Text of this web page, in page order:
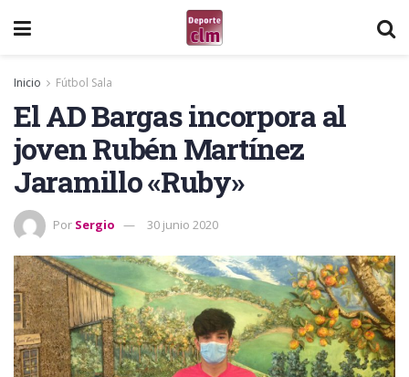
Inicio Fútbol Sala
El AD Bargas incorpora al
joven Rubén Martínez
Jaramillo «Ruby»
Por Sergio 30 junio 2020